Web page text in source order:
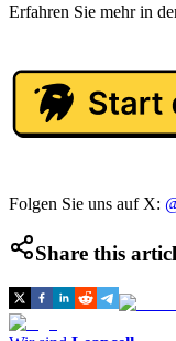
Erfahren Sie mehr in
Folgen Sie uns auf X:
Share this